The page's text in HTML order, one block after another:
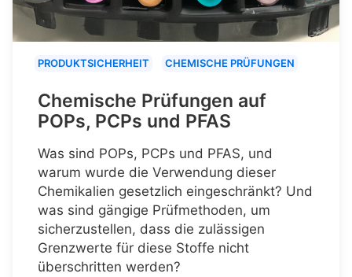
PRODUKTSICHERHEIT CHEMISCHE PRÜFUNGEN
Chemische Prüfungen auf
POPs, PCPs und PFAS
Was sind POPs, PCPs und PFAS, und
warum wurde die Verwendung dieser
Chemikalien gesetzlich eingeschränkt? Und
was sind gängige Prüfmethoden, um
sicherzustellen, dass die zulässigen
Grenzwerte für diese Stoffe nicht
überschritten werden?